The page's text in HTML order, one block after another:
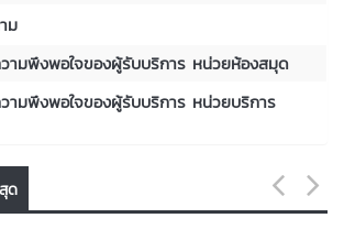
ม
วามพึงพอใจของผู้รับบริการ หน่วยห้องสมุด
ามพึงพอใจของผู้รับบริการ หน่วยบริการ
ด